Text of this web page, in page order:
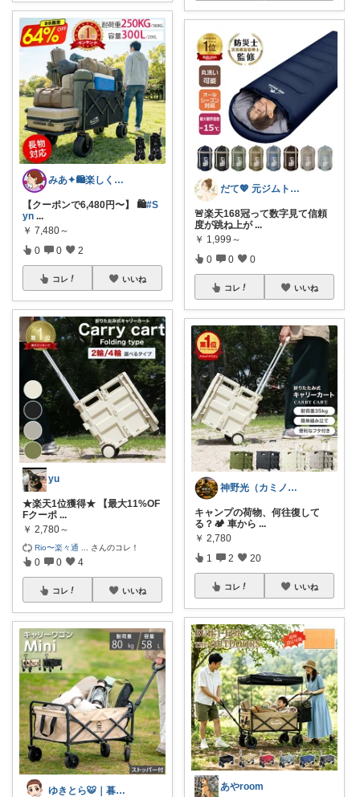
みあ✦🛍️楽しくお買い物
【クーポンで6,480円〜】 🛍️#S
yn ...
￥ 7,480～
0 0 2
コレ いいね
yu
★楽天1位獲得★ 【最大11%OF
Fクーポ ...
￥ 2,780～
Rio〜楽々通 さんのコレ！
0 0 4
コレ いいね
ゆきとら🐯｜暮らしをラクにしたいパパ
だて💖 元ジムトレーナーママ子育て美容
🚨楽天168冠って数字見て信頼
度が跳ね上が ...
￥ 1,999～
0 0 0
コレ いいね
神野光（カミノヒカリ）
キャンプの荷物、何往復して
る？🏕️ 車から ...
￥ 2,780
1 2 20
コレ いいね
あやroom